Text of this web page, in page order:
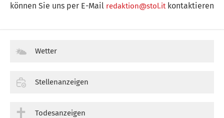
können Sie uns per E-Mail redaktion@stol.itkontaktieren
Wetter
Stellenanzeigen
Todesanzeigen